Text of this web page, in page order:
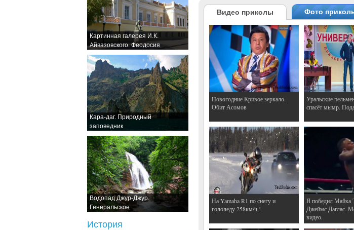
Картинная галерея И.К.
Айвазовского. Феодосия
Кара-даг. Природный
заповедник
Водопад Джур-Джур.
Генеральское
История
Видео приколы Фото
Hовогодние Кривое зеркало.
Обит Асомов
Уральские
спасёт мымр.
На Yamaha R1 по снегу и
гололеду 258км/ч !
Я победил Майка
Джеймс Даглас.
видео.